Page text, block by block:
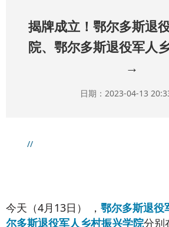
揭牌成立！鄂尔多斯退
院、鄂尔多斯退役军人
→
日期：2023-04-13
//
今天（4月13日 ） ， 鄂尔多斯退役
尔多斯退役军人乡村振兴学院分别